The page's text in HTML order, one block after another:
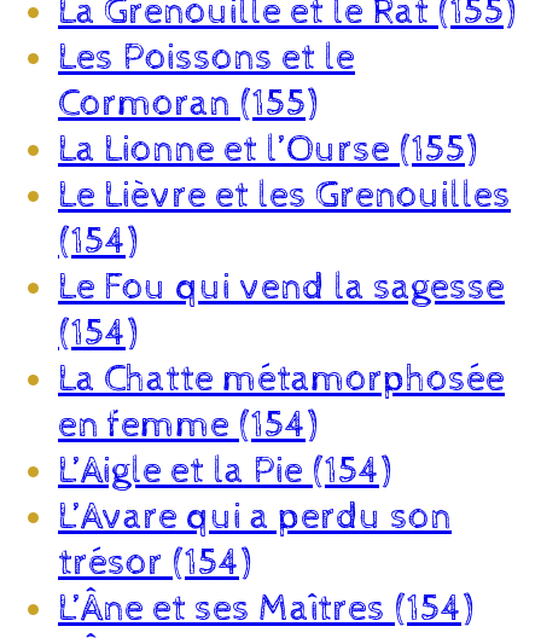
La Grenouille et le Rat (155)
Les Poissons et le
Cormoran (155)
La Lionne et l’Ourse (155)
Le Lièvre et les Grenouilles
(154)
Le Fou qui vend la sagesse
(154)
La Chatte métamorphosée
en femme (154)
L’Aigle et la Pie (154)
L’Avare qui a perdu son
trésor (154)
L’Âne et ses Maîtres (154)